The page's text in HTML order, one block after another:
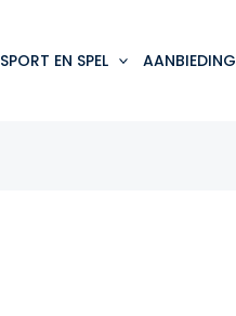
SPORT EN SPEL